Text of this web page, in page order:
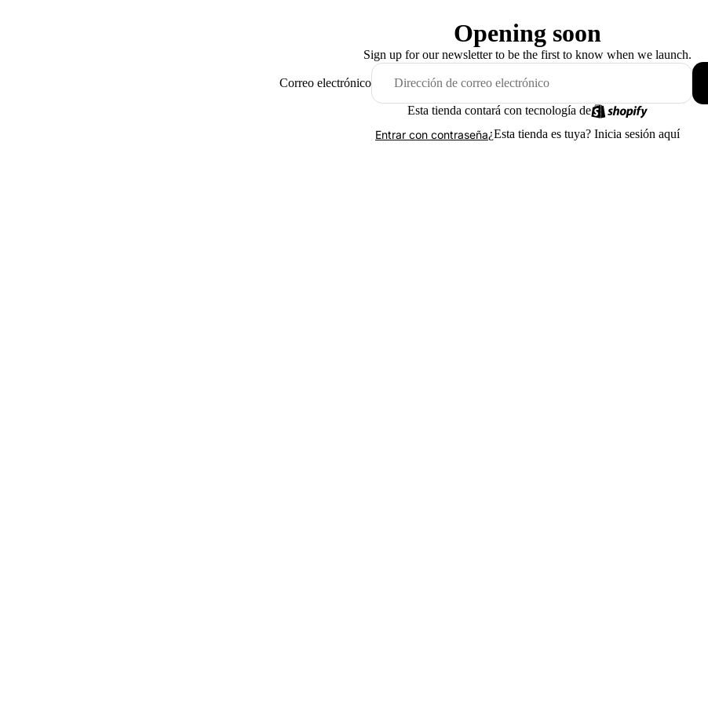
Opening soon
Sign up for our newsletter to be the first to know when we launch.
Correo electrónico
Esta tienda contará con tecnología de
Entrar con contraseña¿Esta tienda es tuya? Inicia sesión aquí